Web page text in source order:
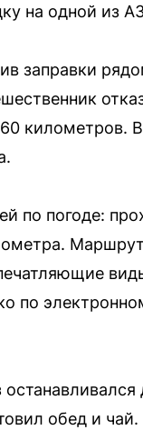
на одной из
заправки
километров.
погоде:
по
обед и